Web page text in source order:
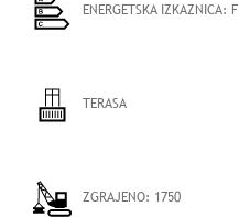
ENERGETSKA IZKAZNICA: F
TERASA
ZGRAJENO: 1750